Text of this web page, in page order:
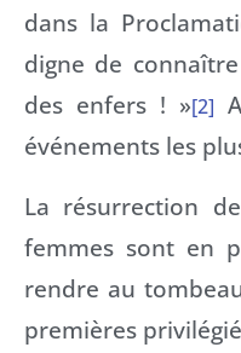
dans la
digne de
des enfers ! »[2]
événements les
La résurrection
femmes sont en
rendre au
premières